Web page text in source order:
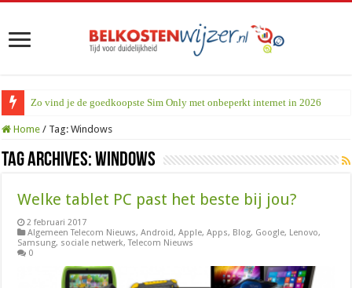
Zo vind je de goedkoopste Sim Only met onbeperkt internet in 2026
Home / Tag:Windows
Tag Archives:Windows
Welke tablet PC past het beste bij jou?
2 februari 2017
Algemeen Telecom Nieuws,Android,Apple,Apps, Blog, Google, Lenovo,
Samsung, sociale netwerk,Telecom Nieuws
0